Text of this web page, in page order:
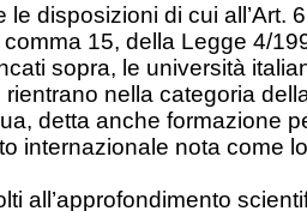
le disposizioni di cui all’Art.
comma 15, della Legge 4/
sopra, le università
rientrano nella categoria
detta anche formazione
internazionale nota come
all’approfondimento